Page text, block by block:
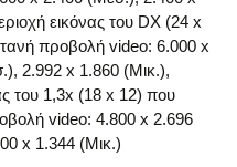
εικόνας του DX (24 x
προβολή video: 6.000 x
2.992 x 1.860 (Μικ.),
του 1,3x (18 x 12) που
video: 4.800 x 2.696
x 1.344 (Μικ.)